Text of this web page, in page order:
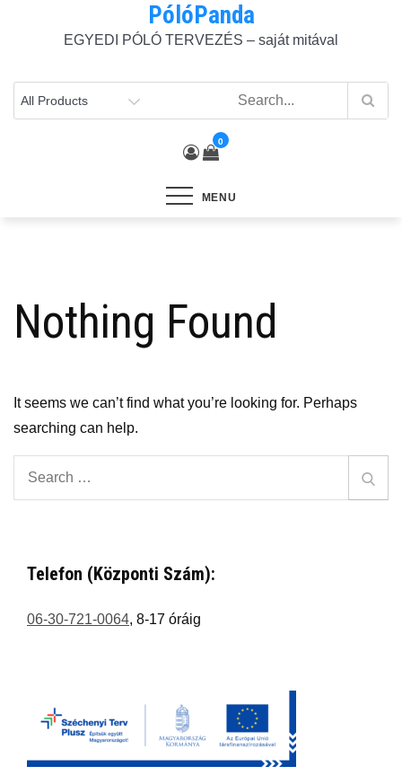
PólóPanda
EGYEDI PÓLÓ TERVEZÉS – saját mitával
0
MENU
Nothing Found
It seems we can’t find what you’re looking for. Perhaps
searching can help.
Telefon (központi Szám):
06-30-721-0064, 8-17 óráig